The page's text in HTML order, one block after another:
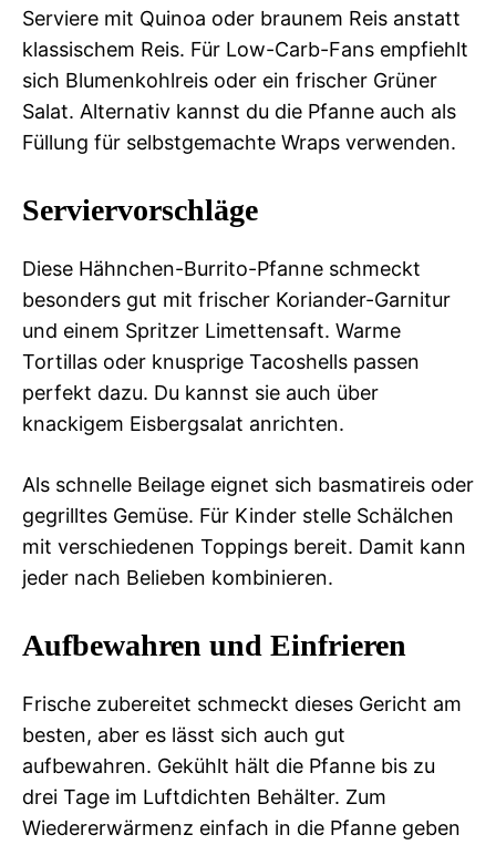
Serviere mit Quinoa oder braunem Reis anstatt
klassischem Reis. Für Low-Carb-Fans empfiehlt
sich Blumenkohlreis oder ein frischer Grüner
Salat. Alternativ kannst du die Pfanne auch als
Füllung für selbstgemachte Wraps verwenden.
Serviervorschläge
Diese Hähnchen-Burrito-Pfanne schmeckt
besonders gut mit frischer Koriander-Garnitur
und einem Spritzer Limettensaft. Warme
Tortillas oder knusprige Tacoshells passen
perfekt dazu. Du kannst sie auch über
knackigem Eisbergsalat anrichten.
Als schnelle Beilage eignet sich basmatireis oder
gegrilltes Gemüse. Für Kinder stelle Schälchen
mit verschiedenen Toppings bereit. Damit kann
jeder nach Belieben kombinieren.
Aufbewahren und Einfrieren
Frische zubereitet schmeckt dieses Gericht am
besten, aber es lässt sich auch gut
aufbewahren. Gekühlt hält die Pfanne bis zu
drei Tage im Luftdichten Behälter. Zum
Wiedererwärmenz einfach in die Pfanne geben